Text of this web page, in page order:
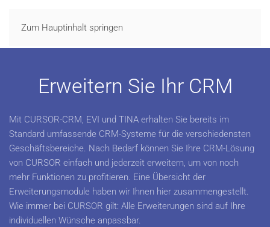
Zum Hauptinhalt springen
Erweitern Sie Ihr CRM
Mit CURSOR-CRM, EVI und TINA erhalten Sie bereits im
Standard umfassende CRM-Systeme für die verschiedensten
Geschäftsbereiche. Nach Bedarf können Sie Ihre CRM-Lösung
von CURSOR einfach und jederzeit erweitern, um von noch
mehr Funktionen zu profitieren. Eine Übersicht der
Erweiterungsmodule haben wir Ihnen hier zusammengestellt.
Wie immer bei CURSOR gilt: Alle Erweiterungen sind auf Ihre
individuellen Wünsche anpassbar.